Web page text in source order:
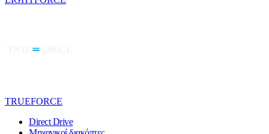
TRUEFORCE
Direct Drive